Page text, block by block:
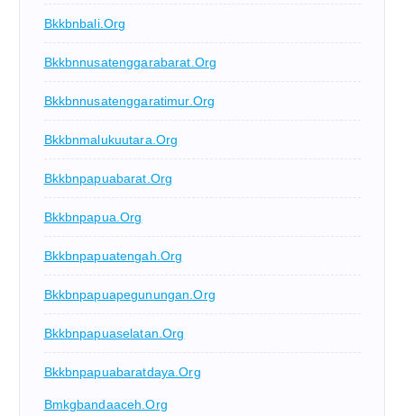
Bkkbnbali.org
Bkkbnnusatenggarabarat.org
Bkkbnnusatenggaratimur.org
Bkkbnmalukuutara.org
Bkkbnpapuabarat.org
Bkkbnpapua.org
Bkkbnpapuatengah.org
Bkkbnpapuapegunungan.org
Bkkbnpapuaselatan.org
Bkkbnpapuabaratdaya.org
Bmkgbandaaceh.org